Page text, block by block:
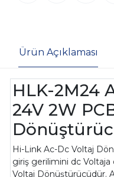
Ürün Açıklaması
HLK-2M24
24V 2W
Hi-Link Ac-Dc Voltaj
giriş gerilimini dc Voltaja
Voltaj Dönüştürücüdür.